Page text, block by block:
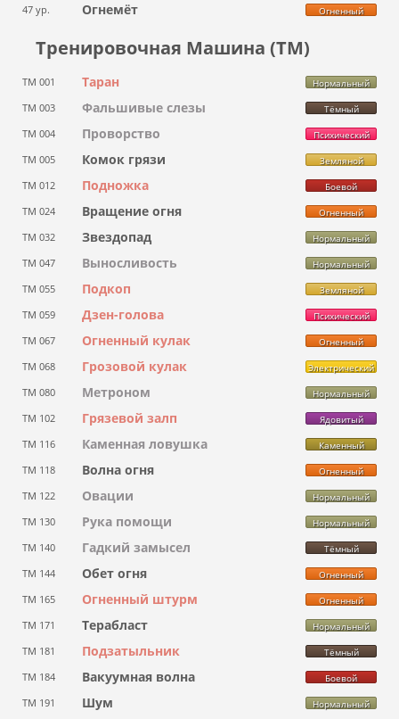
47 ур. Огнемёт Огненный
Тренировочная Машина (ТМ)
ТМ 001 Таран Нормальный
ТМ 003 Фальшивые слезы Тёмный
ТМ 004 Проворство Психический
ТМ 005 Комок грязи Земляной
ТМ 012 Подножка Боевой
ТМ 024 Вращение огня Огненный
ТМ 032 Звездопад Нормальный
ТМ 047 Выносливость Нормальный
ТМ 055 Подкоп Земляной
ТМ 059 Дзен-голова Психический
ТМ 067 Огненный кулак Огненный
ТМ 068 Грозовой кулак Электрический
ТМ 080 Метроном Нормальный
ТМ 102 Грязевой залп Ядовитый
ТМ 116 Каменная ловушка Каменный
ТМ 118 Волна огня Огненный
ТМ 122 Овации Нормальный
ТМ 130 Рука помощи Нормальный
ТМ 140 Гадкий замысел Тёмный
ТМ 144 Обет огня Огненный
ТМ 165 Огненный штурм Огненный
ТМ 171 Терабласт Нормальный
ТМ 181 Подзатыльник Тёмный
ТМ 184 Вакуумная волна Боевой
ТМ 191 Шум Нормальный